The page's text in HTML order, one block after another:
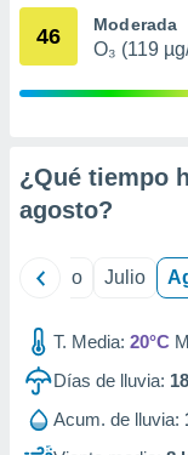
e
publicidad
1199
46 Moderada
O₃ (119
¿Qué tiempo
agosto?
Junio Julio
T. Media: 20°C
Días de lluvia: 18
Acum. de lluvia: